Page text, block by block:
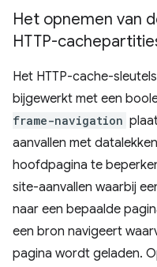
Het opnemen van
HTTP-
Het HTTP-cache-
bijgewerkt met een
frame-navigation
aanvallen met
hoofdpagina te
site-aanvallen waarbij
naar een bepaalde
een bron navigeert
pagina wordt geladen.